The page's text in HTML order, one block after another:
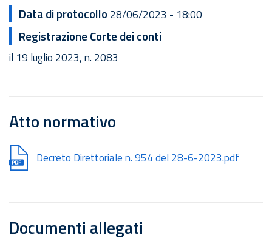
Data di protocollo 28/06/2023 - 18:00
Registrazione Corte dei conti
il 19 luglio 2023, n. 2083
Atto normativo
Document
Decreto Direttoriale n. 954 del 28-6-2023.pdf
Documenti allegati